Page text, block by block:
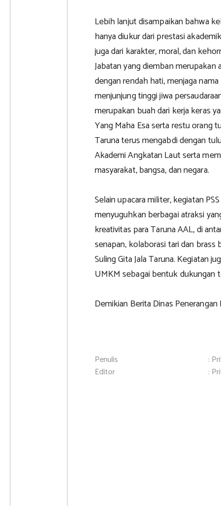
Lebih lanjut disampaikan bahwa
hanya diukur dari prestasi
juga dari karakter, moral, dan
Jabatan yang diemban
dengan rendah hati, menjaga
menjunjung tinggi jiwa
merupakan buah dari kerja keras
Yang Maha Esa serta restu orang
Taruna terus mengabdi dengan
Akademi Angkatan Laut serta
masyarakat, bangsa, dan negara.
Selain upacara militer, kegiatan
menyuguhkan berbagai atraksi
kreativitas para Taruna AAL, di
senapan, kolaborasi tari dan
Suling Gita Jala Taruna. Kegiatan
UMKM sebagai bentuk dukungan
Demikian Berita Dinas Penerangan
Penulis
:
Editor
: